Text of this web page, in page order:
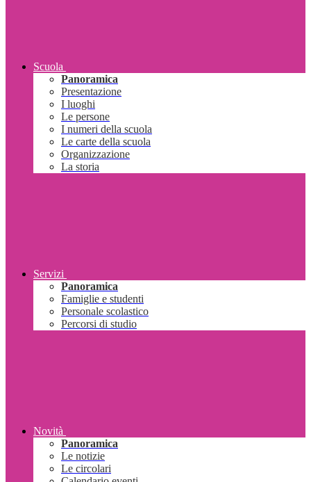
Scuola
Panoramica
Presentazione
I luoghi
Le persone
I numeri della scuola
Le carte della scuola
Organizzazione
La storia
Servizi
Panoramica
Famiglie e studenti
Personale scolastico
Percorsi di studio
Novità
Panoramica
Le notizie
Le circolari